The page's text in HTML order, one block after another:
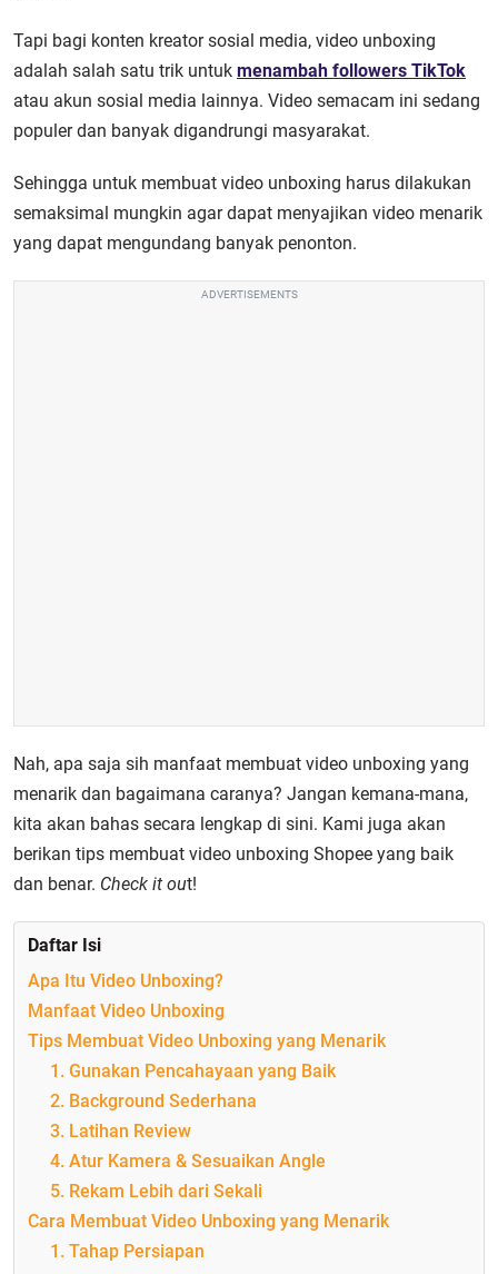
Tapi bagi konten kreator sosial media, video unboxing
adalah salah satu trik untuk menambah followers TikTok
atau akun sosial media lainnya. Video semacam ini sedang
populer dan banyak digandrungi masyarakat.
Sehingga untuk membuat video unboxing harus dilakukan
semaksimal mungkin agar dapat menyajikan video menarik
yang dapat mengundang banyak penonton.
ADVERTISEMENTS
Nah, apa saja sih manfaat membuat video unboxing yang
menarik dan bagaimana caranya? Jangan kemana-mana,
kita akan bahas secara lengkap di sini. Kami juga akan
berikan tips membuat video unboxing Shopee yang baik
dan benar. Check it out!
Daftar Isi
Apa Itu Video Unboxing?
Manfaat Video Unboxing
Tips Membuat Video Unboxing yang Menarik
1. Gunakan Pencahayaan yang Baik
2. Background Sederhana
3. Latihan Review
4. Atur Kamera & Sesuaikan Angle
5. Rekam Lebih dari Sekali
Cara Membuat Video Unboxing yang Menarik
1. Tahap Persiapan